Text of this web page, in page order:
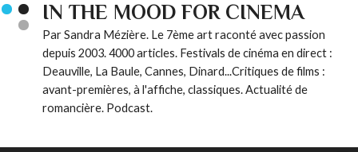
IN THE MOOD FOR CINEMA
Par Sandra Mézière. Le 7ème art raconté avec passion
depuis 2003. 4000 articles. Festivals de cinéma en direct :
Deauville, La Baule, Cannes, Dinard...Critiques de films :
avant-premières, à l'affiche, classiques. Actualité de
romancière. Podcast.